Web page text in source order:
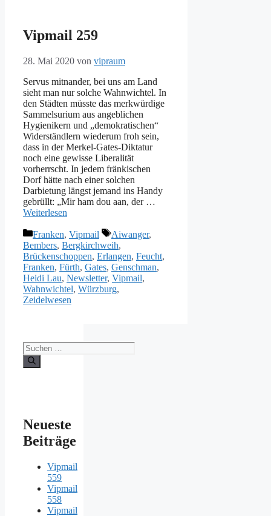
Vipmail 259
28. Mai 2020 von vipraum
Servus mitnander, bei uns am Land
sieht man nur solche Wahnwichtel. In
den Städten müsste das merkwürdige
Sammelsurium aus angeblichen
Hygienikern und „demokratischen“
Widerständlern wiederum froh sein,
dass in der Merkel-Gates-Diktatur
noch eine gewisse Liberalität
vorherrscht. In jedem fränkischen
Dorf hätte nach einer solchen
Darbietung längst jemand ins Handy
gebrüllt: „Mir ham dou aan, der …
Weiterlesen
Kategorien
Franken, Vipmail Schlagwörter
Aiwanger,
Bembers, Bergkirchweih,
Brückenschoppen, Erlangen, Feucht,
Franken, Fürth, Gates, Genschman,
Heidi Lau, Newsletter, Vipmail,
Wahnwichtel, Würzburg,
Zeidelwesen
Suche
nach:
Neueste
Beiträge
Vipmail
559
Vipmail
558
Vipmail